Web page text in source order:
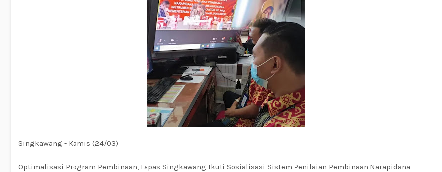
Singkawang - Kamis (24/03)
Optimalisasi Program Pembinaan, Lapas Singkawang Ikuti Sosialisasi Sistem Penilaian Pembinaan Narapidana